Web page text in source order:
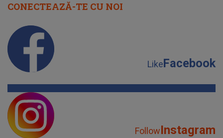
CONECTEAZĂ-TE CU NOI
LikeFacebook
FollowInstagram